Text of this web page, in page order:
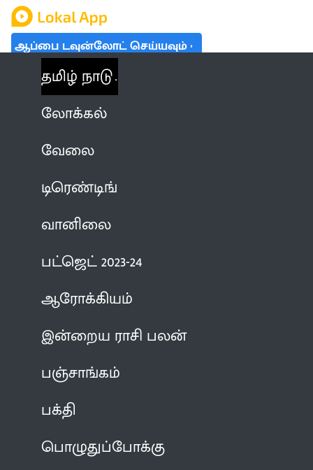
ஆப்பை டவுன்லோட் செய்யவும்
தமிழ் நாடு
லோக்கல்
வேலை
டிரெண்டிங்
வானிலை
பட்ஜெட் 2023-24
ஆரோக்கியம்
இன்றைய ராசி பலன்
பஞ்சாங்கம்
பக்தி
பொழுதுப்போக்கு